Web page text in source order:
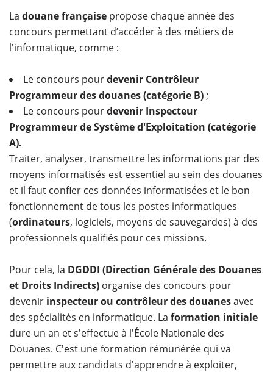
La douane française propose chaque année des
concours permettant d’accéder à des métiers de
l'informatique, comme :
Le concours pourdevenir Contrôleur
Programmeur des douanes (catégorie B) ;
Le concours pourdevenir Inspecteur
Programmeur de Système d'Exploitation (catégorie
A).
Traiter, analyser, transmettre les informations par des
moyens informatisés est essentiel au sein des douanes
et il faut confier ces données informatisées et le bon
fonctionnement de tous les postes informatiques
(ordinateurs, logiciels, moyens de sauvegardes) à des
professionnels qualifiés pour ces missions.
Pour cela, la DGDDI (Direction Générale des Douanes
et Droits Indirects) organise des concours pour
devenir inspecteur ou contrôleur des douanesavec
des spécialités en informatique. La formation initiale
dure un an et s'effectue à l'École Nationale des
Douanes. C'est une formation rémunérée qui va
permettre aux candidats d'apprendre à exploiter,